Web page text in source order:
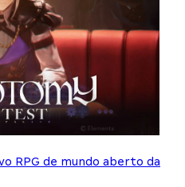
RPG de mundo aberto da